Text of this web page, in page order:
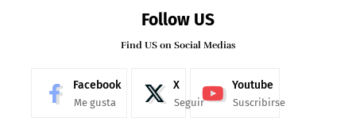
Follow US
Find US on Social Medias
Facebook
Me gusta
X
Seguir
Youtube
Suscribirse